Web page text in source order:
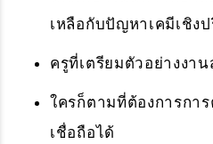
เหลือกับปัญหาเคมีเชิง
ครูที่เตรียมตัวอย่างงา
ใครก็ตามที่ต้องการกา
เชื่อถือได้